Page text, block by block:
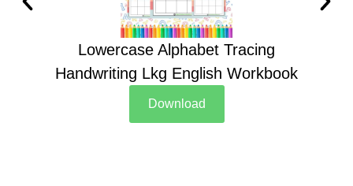
Lowercase Alphabet Tracing
Handwriting Lkg English Workbook
Download